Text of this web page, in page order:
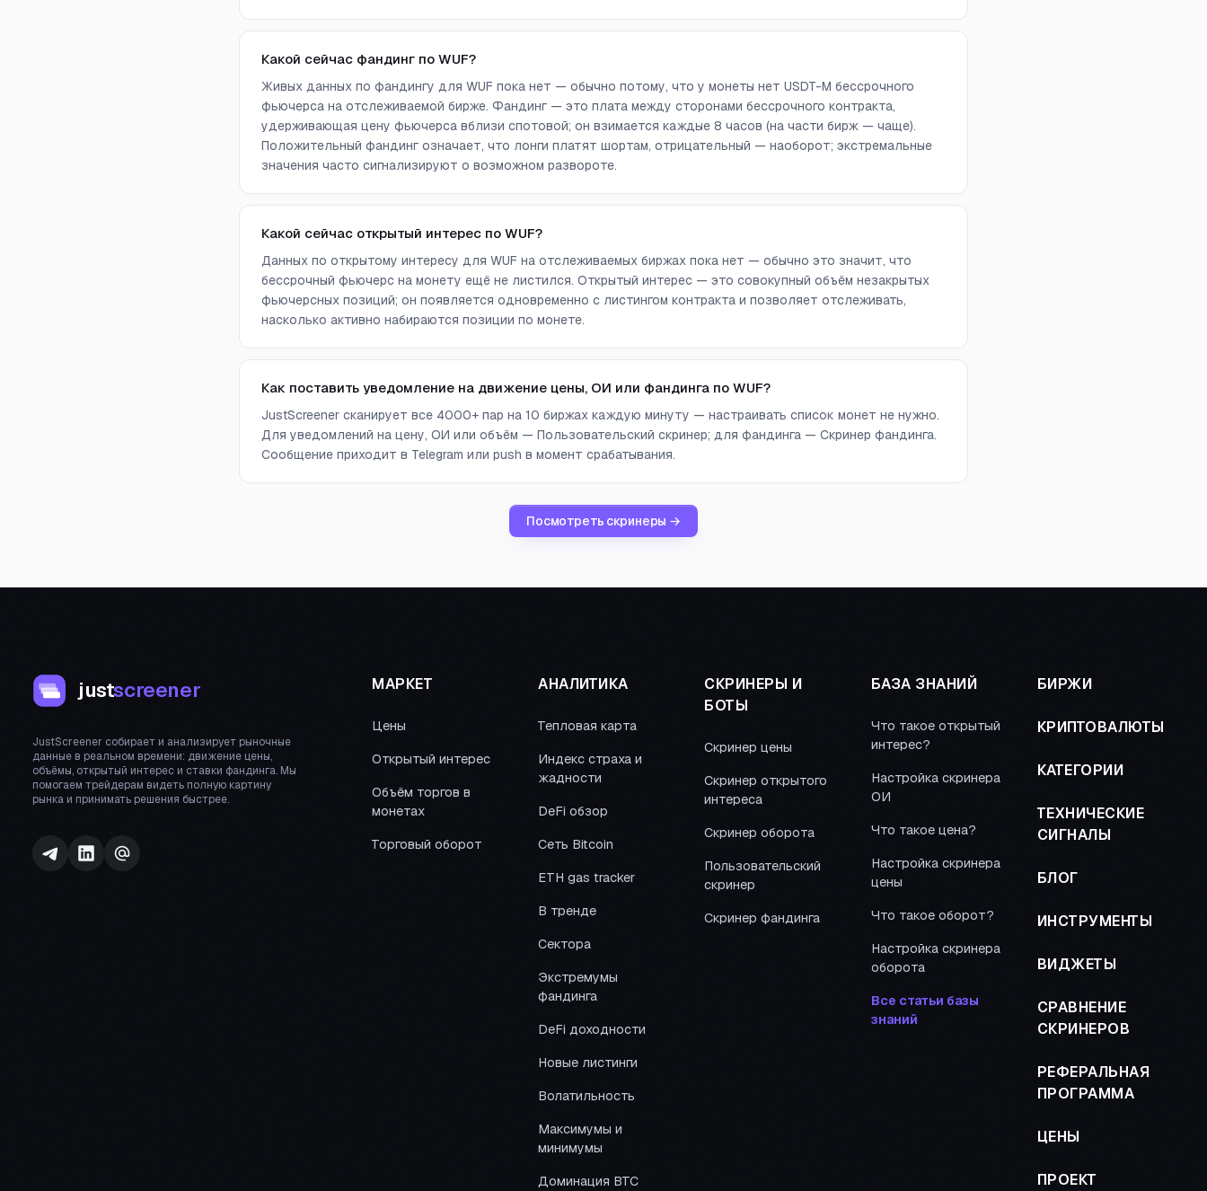
Какой сейчас фандинг по WUF?
Живых данных по фандингу для WUF пока нет — обычно потому, что у монеты нет USDT-M бессрочного
фьючерса на отслеживаемой бирже. Фандинг — это плата между сторонами бессрочного контракта,
удерживающая цену фьючерса вблизи спотовой; он взимается каждые 8 часов (на части бирж — чаще).
Положительный фандинг означает, что лонги платят шортам, отрицательный — наоборот; экстремальные
значения часто сигнализируют о возможном развороте.
Какой сейчас открытый интерес по WUF?
Данных по открытому интересу для WUF на отслеживаемых биржах пока нет — обычно это значит, что
бессрочный фьючерс на монету ещё не листился. Открытый интерес — это совокупный объём незакрытых
фьючерсных позиций; он появляется одновременно с листингом контракта и позволяет отслеживать,
насколько активно набираются позиции по монете.
Как поставить уведомление на движение цены, ОИ или фандинга по WUF?
JustScreener сканирует все 4000+ пар на 10 биржах каждую минуту — настраивать список монет не нужно.
Для уведомлений на цену, ОИ или объём — Пользовательский скринер; для фандинга — Скринер фандинга.
Сообщение приходит в Telegram или push в момент срабатывания.
Посмотреть скринеры →
justscreener
JustScreener собирает и анализирует рыночные
данные в реальном времени: движение цены,
объёмы, открытый интерес и ставки фандинга. Мы
помогаем трейдерам видеть полную картину
рынка и принимать решения быстрее.
МАРКЕТ
Цены
Открытый интерес
Объём торгов в
монетах
Торговый оборот
АНАЛИТИКА
Тепловая карта
Индекс страха и
жадности
DeFi обзор
Сеть Bitcoin
ETH gas tracker
В тренде
Сектора
Экстремумы
фандинга
DeFi доходности
Новые листинги
Волатильность
Максимумы и
минимумы
Доминация BTC
СКРИНЕРЫ И
БОТЫ
Скринер цены
Скринер открытого
интереса
Скринер оборота
Пользовательский
скринер
Скринер фандинга
БАЗА ЗНАНИЙ
Что такое открытый
интерес?
Настройка скринера
ОИ
Что такое цена?
Настройка скринера
цены
Что такое оборот?
Настройка скринера
оборота
Все статьи базы
знаний
БИРЖИ
КРИПТОВАЛЮТЫ
КАТЕГОРИИ
ТЕХНИЧЕСКИЕ
СИГНАЛЫ
БЛОГ
ИНСТРУМЕНТЫ
ВИДЖЕТЫ
СРАВНЕНИЕ
СКРИНЕРОВ
РЕФЕРАЛЬНАЯ
ПРОГРАММА
ЦЕНЫ
ПРОЕКТ